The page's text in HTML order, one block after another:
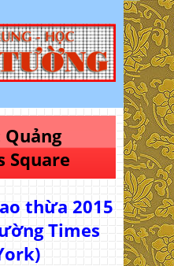
Quảng
Square
thừa 2015
Times